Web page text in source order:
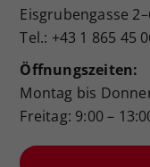
Eisgrubengasse
Tel.: +43 1 865 45
Öffnungszeiten:
Montag bis
Freitag: 9:00 –